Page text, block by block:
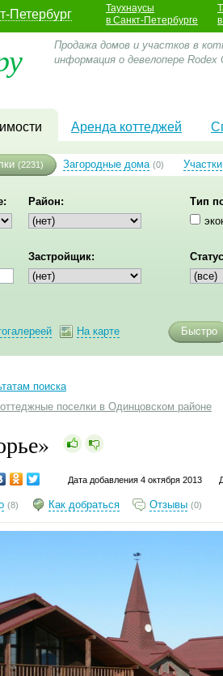
Петербург
Таухнаусы
в Санкт-Петербурге
Продажа домов и участков в
информация о девелопере
Аренда коттеджей
(2231) Загородные дома (0) Участки
Район:
Тип
Застройщик:
На карте Быстро
поиска
поселки в Одинцовском районе
Дата добавления 4 октября 2013
(8) Как добраться Отзывы (0)